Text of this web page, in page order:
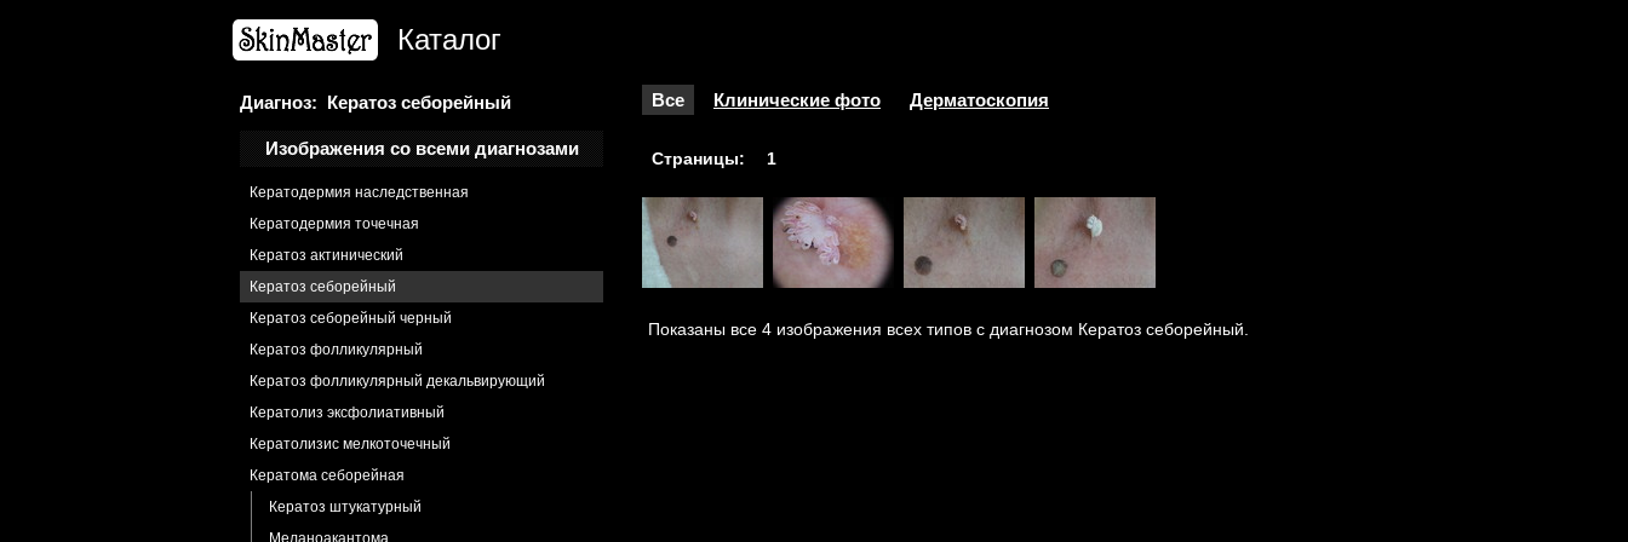
Каталог
Диагноз: Кератоз себорейный
Изображения со всеми диагнозами
Кандидоз хронический
Карцинома плоскоклеточная
Кенена опухоль
Кератоакантома
Кератодермия наследственная
Кератодермия точечная
Кератоз актинический
Кератоз себорейный
Кератоз себорейный черный
Кератоз фолликулярный
Кератоз фолликулярный декальвирующий
Кератолиз эксфолиативный
Кератолизис мелкоточечный
Кератома себорейная
Кератоз штукатурный
Меланоакантома
Все Клинические фото Дерматоскопия
Страницы: 1
Показаны все 4 изображения всех типов с диагнозом Кератоз себорейный.